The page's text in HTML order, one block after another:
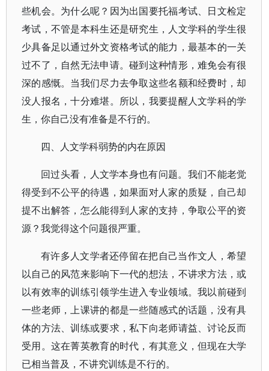
些机会。为什么呢？因为出国要托福考试、日文检定
考试，不管是本科生还是研究生，人文学科的学生很
少具备足以通过外文资格考试的能力，最基本的一关
过不了，自然无法申请。碰到这种情形，难免会有很
深的感慨。当我们尽力去争取这些名额和经费时，却
没人报名，十分难堪。所以，我要提醒人文学科的学
生，你自己没有准备是不行的。
四、人文学科弱势的内在原因
回过头看，人文学本身也有问题。我们不能老觉
得受到不公平的待遇，如果面对人家的质疑，自己却
提不出解答，怎么能得到人家的支持，争取公平的资
源？我觉得这个问题很严重。
有许多人文学者还停留在把自己当作文人，希望
以自己的风范来影响下一代的想法，不讲求方法，或
以有效率的训练引领学生进入专业领域。我以前碰到
一些老师，上课讲的都是一些随感式的话题，没有具
体的方法、训练或要求，私下向老师请益、讨论反而
受用。这在菁英教育的时代，有其意义，但现在大学
已相当普及，不讲究训练是不行的。